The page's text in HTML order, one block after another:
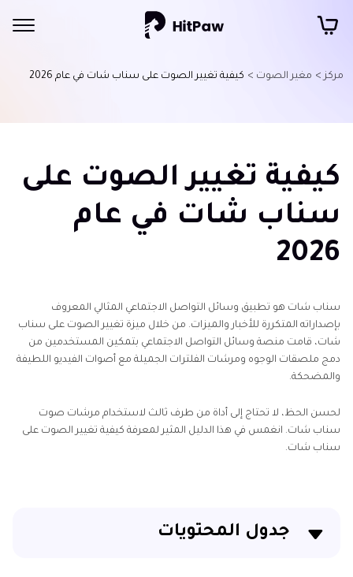
مركز > مغير الصوت > كيفية تغيير الصوت على سناب شات في عام 2026
كيفية تغيير الصوت على
سناب شات في عام
2026
سناب شات هو تطبيق وسائل التواصل الاجتماعي المثالي المعروف
بإصداراته المتكررة للأخبار والميزات. من خلال ميزة تغيير الصوت على سناب
شات، قامت منصة وسائل التواصل الاجتماعي بتمكين المستخدمين من
دمج ملصقات الوجوه ومرشات الفلترات الجميلة مع أصوات الفيديو اللطيفة
والمضحكة.
لحسن الحظ، لا تحتاج إلى أداة من طرف ثالث لاستخدام مرشات صوت
سناب شات. انغمس في هذا الدليل المثير لمعرفة كيفية تغيير الصوت على
سناب شات.
جدول المحتويات